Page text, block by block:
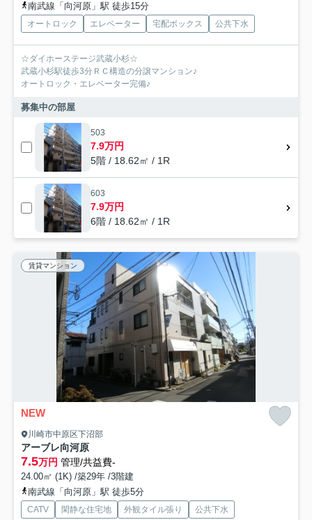
南武線「向河原」駅 徒歩15分
オートロック エレベーター 宅配ボックス 公共下水
☆ダイホーステージ武蔵小杉☆
武蔵小杉駅徒歩3分ＲＣ構造の分譲マンション♪
オートロック・エレベーター完備♪
募集中の部屋
503
7.9万円
5階 / 18.62㎡ / 1R
603
7.9万円
6階 / 18.62㎡ / 1R
賃貸マンション
NEW
川崎市中原区下沼部
アーブレ向河原
7.5万円 管理/共益費-
24.00㎡ (1K) /築29年 /3階建
南武線「向河原」駅 徒歩5分
CATV 閑静な住宅地 外観タイル張り 公共下水